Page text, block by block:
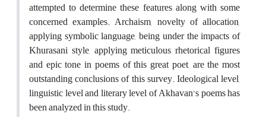
attempted to determine these features along with some
concerned examples. Archaism, novelty of allocation,
applying symbolic language, being under the impacts of
Khurasani style, applying meticulous rhetorical figures
and epic tone in poems of this great poet, are the most
outstanding conclusions of this survey. Ideological level,
linguistic level and literary level of Akhavan’s poems has
been analyzed in this study.